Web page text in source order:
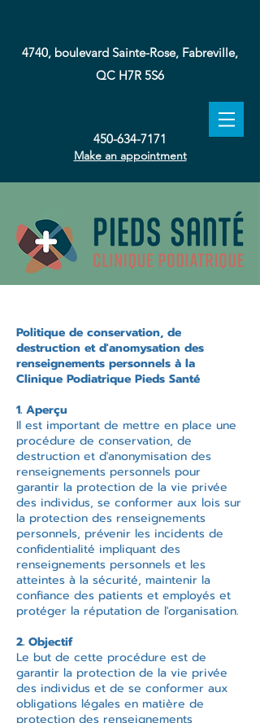
4740, boulevard Sainte-Rose, Fabreville,
QC H7R 5S6
450-634-7171
Make an appointment
Politique de conservation, de
destruction et d'anomysation des
renseignements personnels à la
Clinique Podiatrique Pieds Santé
1. Aperçu
Il est important de mettre en place une
procédure de conservation, de
destruction et d'anonymisation des
renseignements personnels pour
garantir la protection de la vie privée
des individus, se conformer aux lois sur
la protection des renseignements
personnels, prévenir les incidents de
confidentialité impliquant des
renseignements personnels et les
atteintes à la sécurité, maintenir la
confiance des patients et employés et
protéger la réputation de l'organisation.
2. Objectif
Le but de cette procédure est de
garantir la protection de la vie privée
des individus et de se conformer aux
obligations légales en matière de
protection des renseignements